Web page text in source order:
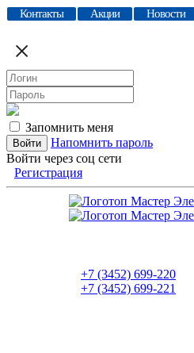
Контакты Акции Новости
Запомнить меня
Напомнить пароль
Войти через соц сети
Регистрация
+7 (3452) 699-220
+7 (3452) 699-221